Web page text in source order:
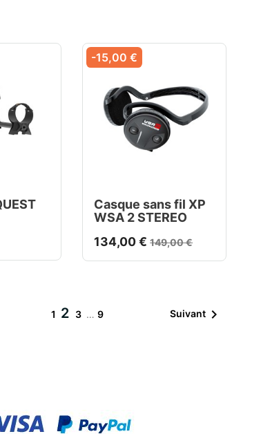
Casque sans fil XP
WSA 2 STEREO
134,00 €149,00 €
-15,00 €
1 2 3 … 9 Suivant